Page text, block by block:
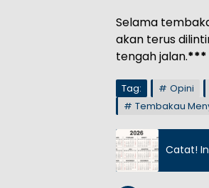
Selama
akan terus
tengah jalan.***
Tag: Opini
Tembakau
Catat!